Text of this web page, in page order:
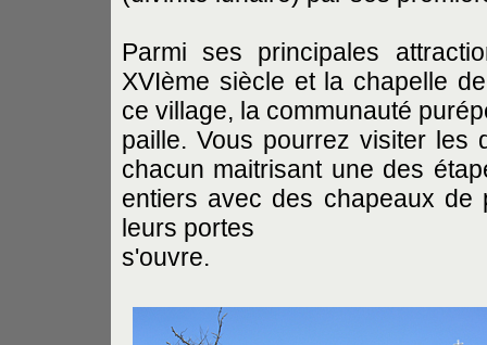
Parmi ses principales
XVIème siècle et la chapelle
ce village, la communauté
paille. Vous pourrez visiter les
chacun maitrisant une des
entiers avec des chapeaux
leurs portes
s'ouvre.